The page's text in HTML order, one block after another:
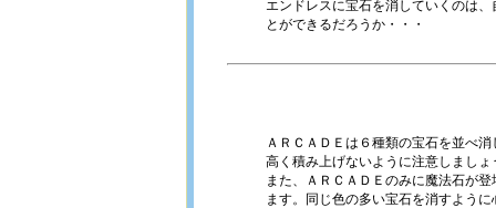
エンドレスに宝石を消していくのは
とができるだろうか・・・
ＡＲＣＡＤＥは６種類の宝石を並べ
高く積み上げないように注意しましょ
また、ＡＲＣＡＤＥのみに魔法石が
ます。同じ色の多い宝石を消すよう